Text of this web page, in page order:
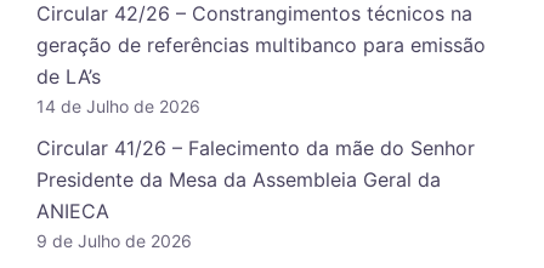
Circular 42/26 – Constrangimentos técnicos na
geração de referências multibanco para emissão
de LA’s
14 de Julho de 2026
Circular 41/26 – Falecimento da mãe do Senhor
Presidente da Mesa da Assembleia Geral da
ANIECA
9 de Julho de 2026